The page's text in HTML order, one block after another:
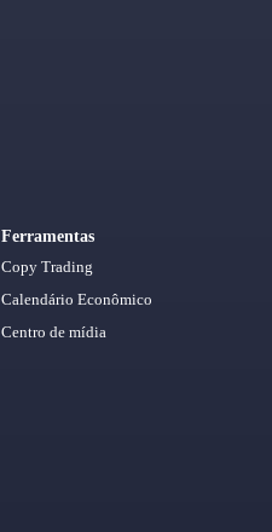
Ferramentas
Copy Trading
Calendário Econômico
Centro de mídia